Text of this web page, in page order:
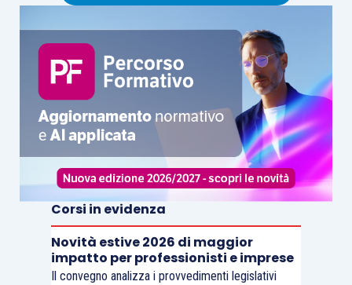
Corsi in evidenza
Novità estive 2026 di maggior
impatto per professionisti e imprese
Il convegno analizza i provvedimenti legislativi